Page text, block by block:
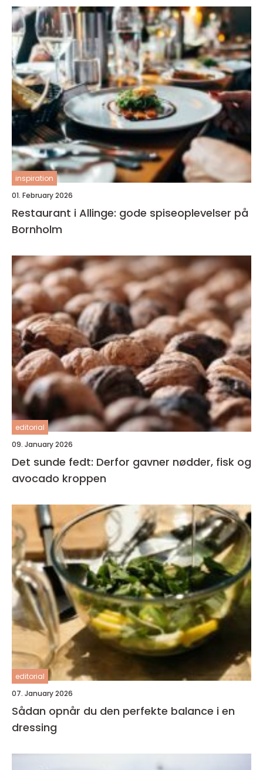
inspiration
01. February 2026
Restaurant i Allinge: gode spiseoplevelser på
Bornholm
editorial
09. January 2026
Det sunde fedt: Derfor gavner nødder, fisk og
avocado kroppen
editorial
07. January 2026
Sådan opnår du den perfekte balance i en
dressing